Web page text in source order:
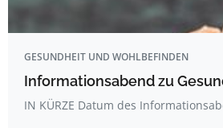
GESUNDHEIT UND WOHLBEFINDEN
Informationsabend zu
IN KÜRZE Datum des